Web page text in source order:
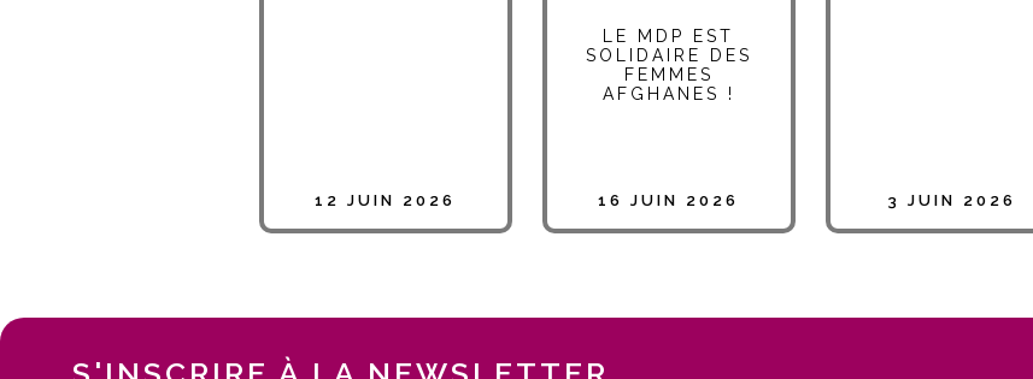
12 JUIN 2026
LE MDP EST
SOLIDAIRE DES
FEMMES
AFGHANES !
16 JUIN 2026 3 JUIN 2026